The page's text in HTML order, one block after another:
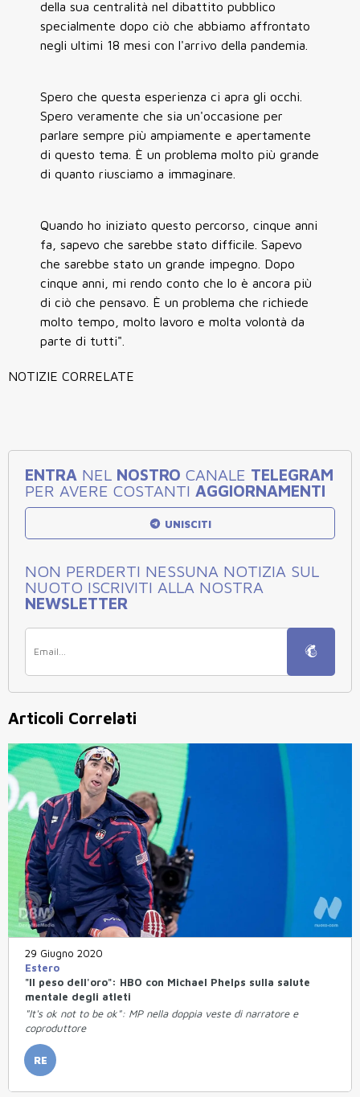
della sua centralità nel dibattito pubblico
specialmente dopo ciò che abbiamo affrontato
negli ultimi 18 mesi con l'arrivo della pandemia.
Spero che questa esperienza ci apra gli occhi.
Spero veramente che sia un'occasione per
parlare sempre più ampiamente e apertamente
di questo tema. È un problema molto più grande
di quanto riusciamo a immaginare.
Quando ho iniziato questo percorso, cinque anni
fa, sapevo che sarebbe stato difficile. Sapevo
che sarebbe stato un grande impegno. Dopo
cinque anni, mi rendo conto che lo è ancora più
di ciò che pensavo. È un problema che richiede
molto tempo, molto lavoro e molta volontà da
parte di tutti".
NOTIZIE CORRELATE
ENTRA NEL NOSTRO CANALE TELEGRAM
PER AVERE COSTANTI AGGIORNAMENTI
UNISCITI
NON PERDERTI NESSUNA NOTIZIA SUL
NUOTO ISCRIVITI ALLA NOSTRA
NEWSLETTER
Articoli Correlati
29 Giugno 2020
Estero
"Il peso dell'oro": HBO con Michael Phelps sulla salute
mentale degli atleti
"It's ok not to be ok": MP nella doppia veste di narratore e
coproduttore
RE